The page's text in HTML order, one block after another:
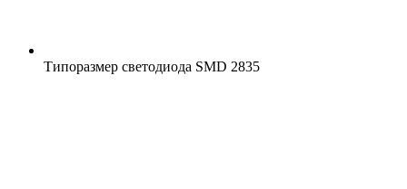
Типоразмер светодиода SMD 2835